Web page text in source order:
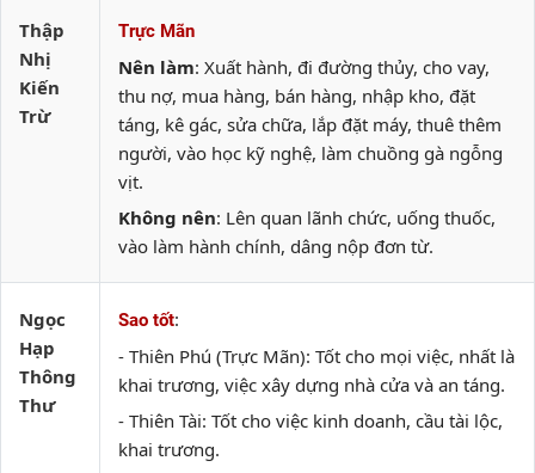
Thập
Nhị
Kiến
Trừ
Trực Mãn
Nên làm: Xuất hành, đi đường thủy, cho vay,
thu nợ, mua hàng, bán hàng, nhập kho, đặt
táng, kê gác, sửa chữa, lắp đặt máy, thuê thêm
người, vào học kỹ nghệ, làm chuồng gà ngỗng
vịt.
Không nên: Lên quan lãnh chức, uống thuốc,
vào làm hành chính, dâng nộp đơn từ.
Ngọc
Hạp
Thông
Thư
Sao tốt:
- Thiên Phú (Trực Mãn): Tốt cho mọi việc, nhất là
khai trương, việc xây dựng nhà cửa và an táng.
- Thiên Tài: Tốt cho việc kinh doanh, cầu tài lộc,
khai trương.